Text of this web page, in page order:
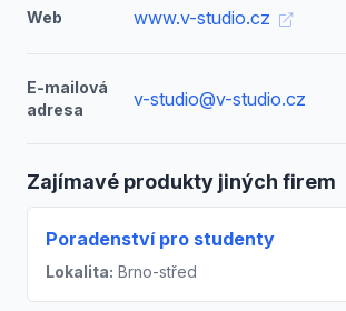
Web www.v-studio.cz
E-mailová
adresa
v-studio@v-studio.cz
Zajímavé produkty jiných firem
Poradenství pro studenty
Lokalita: Brno-střed